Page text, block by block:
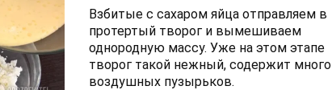
Взбитые с сахаром яйца отправляем в
протертый творог и вымешиваем
однородную массу. Уже на этом этапе
творог такой нежный, содержит много
воздушных пузырьков.